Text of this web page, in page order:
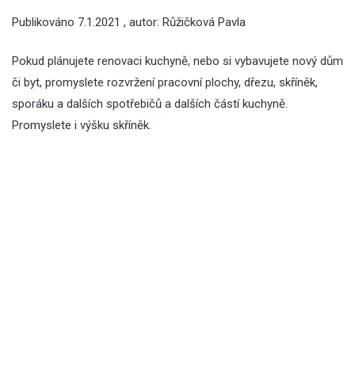
Publikováno 7.1.2021 , autor: Růžičková Pavla
Pokud plánujete renovaci kuchyně, nebo si vybavujete nový dům
či byt, promyslete rozvržení pracovní plochy, dřezu, skříněk,
sporáku a dalších spotřebičů a dalších částí kuchyně.
Promyslete i výšku skříněk.